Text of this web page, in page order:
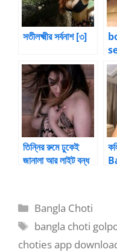
সতীলক্ষ্মীর সর্বনাশ [৩]
তিন্নির রুমে ঢুকেই
জানালা আর লাইট বন্ধ
Categories
Bangla Choti
Tags
bangla choti
choties app